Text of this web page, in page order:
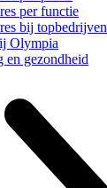
per functie
bij topbedrijven
Olympia
gezondheid